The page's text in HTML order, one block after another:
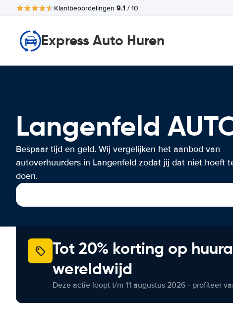
Klantbeoordelingen 9.1 / 10
Express Auto Huren
Langenfeld
Bespaar tijd en geld. Wij vergelijken het aanbod van
autoverhuurders in Langenfeld zodat jij dat niet hoeft
doen.
Tot 20% korting op
wereldwijd
Deze actie loopt t/m 11 augustus 2026 - profiteer